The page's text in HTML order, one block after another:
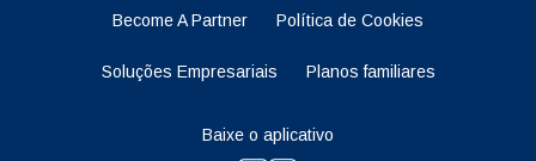
Become A Partner Política de Cookies
Soluções Empresariais Planos familiares
Baixe o aplicativo